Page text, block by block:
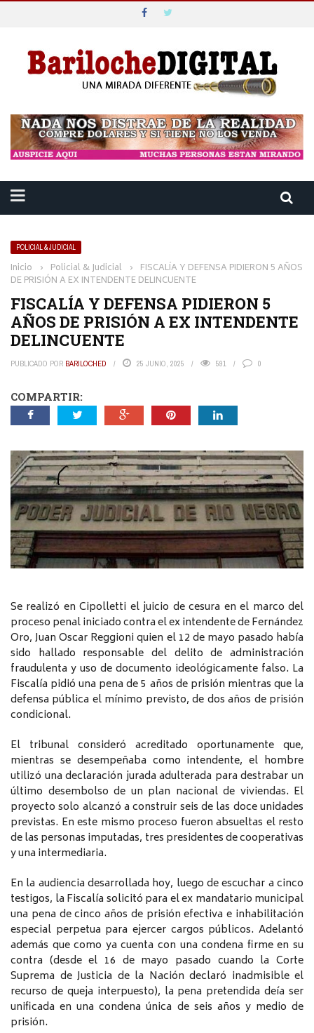
POLICIAL & JUDICIAL
Inicio › Policial & Judicial › FISCALÍA Y DEFENSA PIDIERON 5 AÑOS
DE PRISIÓN A EX INTENDENTE DELINCUENTE
FISCALÍA Y DEFENSA PIDIERON 5
AÑOS DE PRISIÓN A EX INTENDENTE
DELINCUENTE
PUBLICADO POR BARILOCHED 25 JUNIO, 2025 591 0
COMPARTIR:
Se realizó en Cipolletti el juicio de cesura en el marco del
proceso penal iniciado contra el ex intendente de Fernández
Oro, Juan Oscar Reggioni quien el 12 de mayo pasado había
sido hallado responsable del delito de administración
fraudulenta y uso de documento ideológicamente falso. La
Fiscalía pidió una pena de 5 años de prisión mientras que la
defensa pública el mínimo previsto, de dos años de prisión
condicional.
El tribunal consideró acreditado oportunamente que,
mientras se desempeñaba como intendente, el hombre
utilizó una declaración jurada adulterada para destrabar un
último desembolso de un plan nacional de viviendas. El
proyecto solo alcanzó a construir seis de las doce unidades
previstas. En este mismo proceso fueron absueltas el resto
de las personas imputadas, tres presidentes de cooperativas
y una intermediaria.
En la audiencia desarrollada hoy, luego de escuchar a cinco
testigos, la Fiscalía solicitó para el ex mandatario municipal
una pena de cinco años de prisión efectiva e inhabilitación
especial perpetua para ejercer cargos públicos. Adelantó
además que como ya cuenta con una condena firme en su
contra (desde el 16 de mayo pasado cuando la Corte
Suprema de Justicia de la Nación declaró inadmisible el
recurso de queja interpuesto), la pena pretendida deía ser
unificada en una condena única de seis años y medio de
prisión.